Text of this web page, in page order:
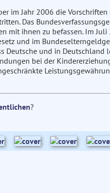
im Jahr 2006 die
Das
mit ihnen zu befassen. Im
und im
Deutsche und in
bei der
?